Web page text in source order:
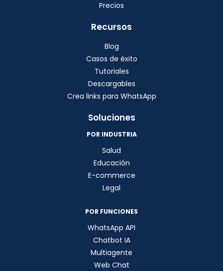
Precios
Recursos
Blog
Casos de éxito
Tutoriales
Descargables
Crea links para WhatsApp
Soluciones
POR INDUSTRIA
Salud
Educación
E-commerce
Legal
POR FUNCIONES
WhatsApp API
Chatbot IA
Multiagente
Web Chat